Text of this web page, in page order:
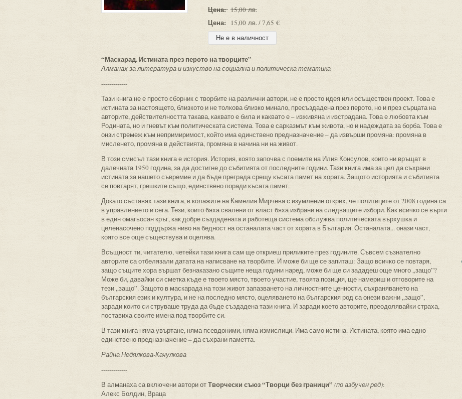
Цена: 15,00 лв.
Цена: 15,00 лв. / 7,65 €
“Маскарад. Истината през перото на творците”
Алманах за литература и изкуство на социална и политическа тематика
-------------
Тази книга не е просто сборник с творбите на различни автори, не е просто идея или осъществен проект. Това е
истината за настоящето, близкото и не толкова близко минало, пресъздадена през перото, но и през сърцата на
авторите, действителността такава, каквато е била и каквато е – изживяна и изстрадана. Това е любовта към
Родината, но и гневът към политическата система. Това е сарказмът към живота, но и надеждата за борба. Това е
онзи стремеж към непримиримост, който има единствено предназначение – да извърши промяна: промяна в
мисленето, промяна в действията, промяна в начина ни на живот.
В този смисъл тази книга е история. История, която започва с поемите на Илия Консулов, които ни връщат в
далечната 1950 година, за да достигне до събитията от последните години. Тази книга има за цел да съхрани
истината за нашето съвремие и да бъде преграда срещу късата памет на хората. Защото историята и събитията
се повтарят, грешките също, единствено поради късата памет.
Докато съставях тази книга, в колажите на Камелия Мирчева с изумление открих, че политиците от 2008 година са
в управлението и сега. Тези, които бяха свалени от власт бяха избрани на следващите избори. Как всичко се върти
в един омагьосан кръг, как добре създадената и работеща система обслужва политическата върхушка и
целенасочено поддържа ниво на бедност на останалата част от хората в България. Останалата... онази част,
която все още съществува и оцелява.
Всъщност ти, читателю, четейки тази книга сам ще откриеш приликите през годините. Съвсем съзнателно
авторите са отбелязали датата на написване на творбите. И може би ще се запиташ: Защо всичко се повтаря,
защо същите хора вършат безнаказано същите неща години наред, може би ще си зададеш още много „защо”?
Може би, давайки си сметка къде е твоето място, твоето участие, твоята позиция, ще намериш и отговорите на
тези „защо”. Защото в маскарада на този живот запазването на личностните ценности, съхраняването на
българския език и култура, и не на последно място, оцеляването на българския род са онези важни „защо”,
заради които си струваше труда да бъде създадена тази книга. И заради което авторите, преодолявайки страха,
поставиха своите имена под творбите си.
В тази книга няма увъртане, няма псевдоними, няма измислици. Има само истина. Истината, която има едно
единствено предназначение – да съхрани паметта.
Райна Недялкова-Качулкова
-------------
В алманаха са включени автори отТворчески съюз “Творци без граници” (по азбучен ред):
Алекс Болдин, Враца